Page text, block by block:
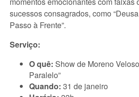
sucessos consagrados, como
Passo à Frente”.
Serviço:
O quê: Show de Moreno
Paralelo”
Quando: 31 de janeiro